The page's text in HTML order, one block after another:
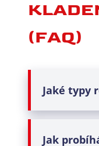
(FAQ)
Jaké typy
Jak